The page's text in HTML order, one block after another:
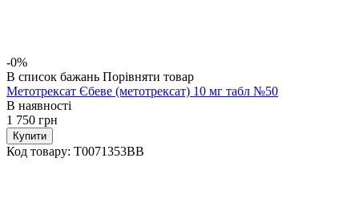
-0%
В список бажань Порівняти товар
Метотрексат Єбеве (метотрексат) 10 мг табл №50
В наявності
1 750 грн
Купити
Код товару: T0071353BB